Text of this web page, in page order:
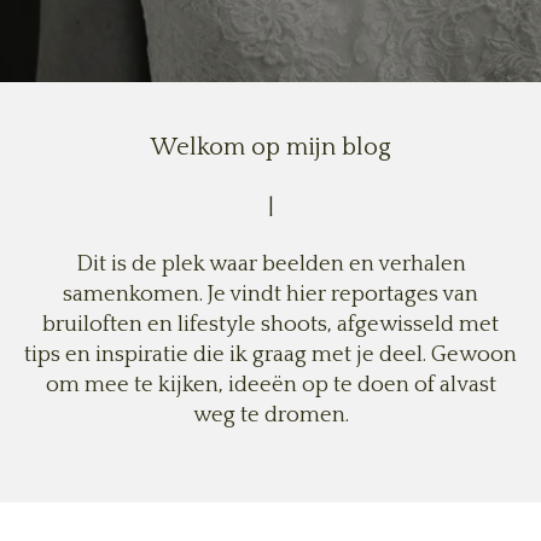
Welkom op mijn blog
Dit is de plek waar beelden en verhalen
samenkomen. Je vindt hier reportages van
bruiloften en lifestyle shoots, afgewisseld met
tips en inspiratie die ik graag met je deel. Gewoon
om mee te kijken, ideeën op te doen of alvast
weg te dromen.